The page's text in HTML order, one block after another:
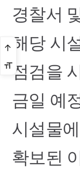
경찰서
해당 시
점검을
금일 예
시설물
확보된